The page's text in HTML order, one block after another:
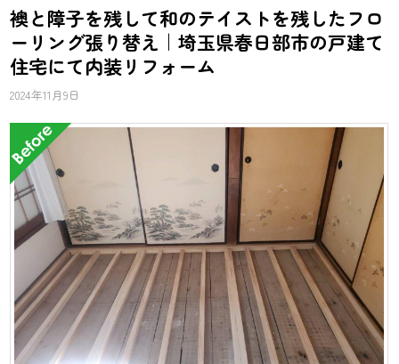
襖と障子を残して和のテイストを残したフロ
ーリング張り替え｜埼玉県春日部市の戸建て
住宅にて内装リフォーム
2024年11月9日